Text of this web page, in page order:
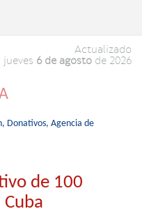
Actualizado
jueves 6 de agosto de 2026
Donativos, Agencia de
de 100